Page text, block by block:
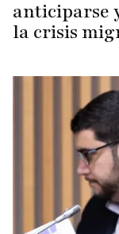
anticiparse
la crisis